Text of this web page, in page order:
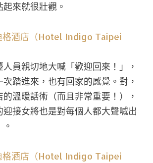
來就很壯觀。
員親切地大喊「歡迎回來！」，
踏進來，也有回家的感覺。對，
溫暖話術（而且非常重要！），
迎接女將也是對每個人都大聲喊出